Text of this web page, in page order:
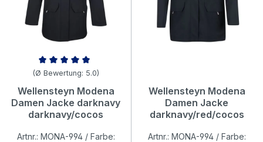
Durchschnittliche Bewertung von 5 von 5 Sternen
(Ø Bewertung: 5.0)
Wellensteyn Modena
Damen Jacke darknavy
darknavy/cocos
Artnr.: MONA-994 / Farbe:
Wellensteyn Modena
Damen Jacke
darknavy/red/cocos
Artnr.: MONA-994 / Farbe: